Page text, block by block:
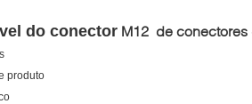
do conector M12 de conectores
produto